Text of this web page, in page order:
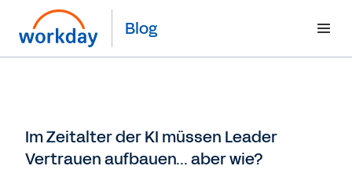
Blog
Im Zeitalter der KI müssen Leader
Vertrauen aufbauen... aber wie?